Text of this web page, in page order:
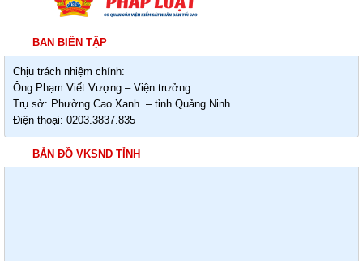
BAN BIÊN TẬP
Chịu trách nhiệm chính:
Ông Phạm Viết Vượng – Viện trưởng
Trụ sở: Phường Cao Xanh – tỉnh Quảng Ninh.
Điện thoại: 0203.3837.835
BẢN ĐỒ VKSND TỈNH